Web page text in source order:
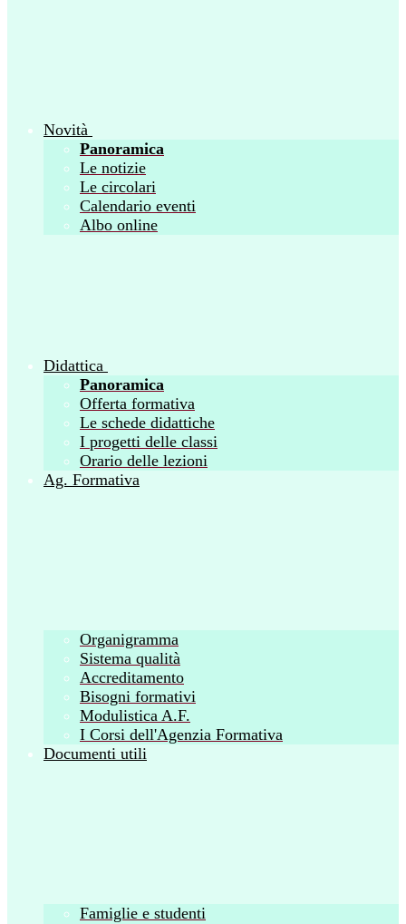
Novità
Panoramica
Le notizie
Le circolari
Calendario eventi
Albo online
Didattica
Panoramica
Offerta formativa
Le schede didattiche
I progetti delle classi
Orario delle lezioni
Ag. Formativa
Organigramma
Sistema qualità
Accreditamento
Bisogni formativi
Modulistica A.F.
I Corsi dell'Agenzia Formativa
Documenti utili
Famiglie e studenti